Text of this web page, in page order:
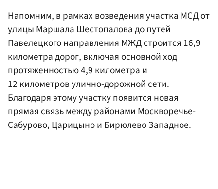
Напомним, в рамках возведения участка МСД от
улицы Маршала Шестопалова до путей
Павелецкого направления МЖД строится 16,9
километра дорог, включая основной ход
протяженностью 4,9 километра и
12 километров улично-дорожной сети.
Благодаря этому участку появится новая
прямая связь между районами Москворечье-
Сабурово, Царицыно и Бирюлево Западное.